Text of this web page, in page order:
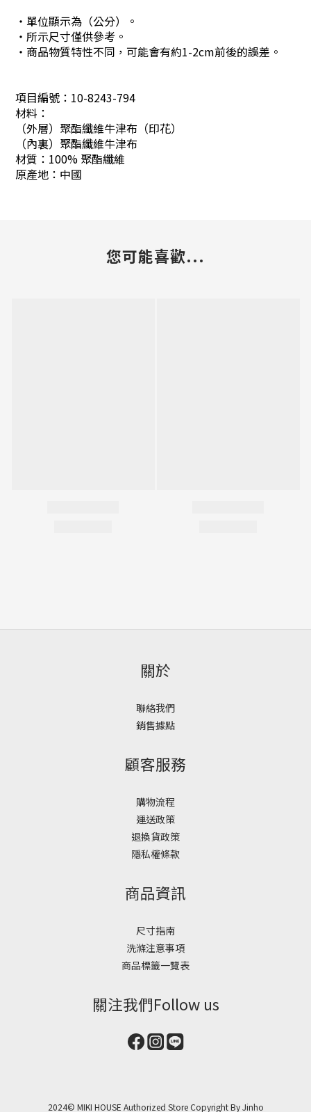
・單位顯示為（公分）。
・所示尺寸僅供參考。
・商品物質特性不同，可能會有約1-2cm前後的誤差。
項目編號： 10-8243-794
材料：
（外層）聚酯纖維牛津布（印花）
（內裏）聚酯纖維牛津布
材質：100% 聚酯纖維
原產地： 中國
您可能喜歡...
關於
聯絡我們
銷售據點
顧客服務
購物流程
運送政策
退換貨政策
隱私權條款
商品資訊
尺寸指南
洗滌注意事項
商品標籤一覽表
關注我們Follow us
2024© MIKI HOUSE Authorized Store Copyright By Jinho